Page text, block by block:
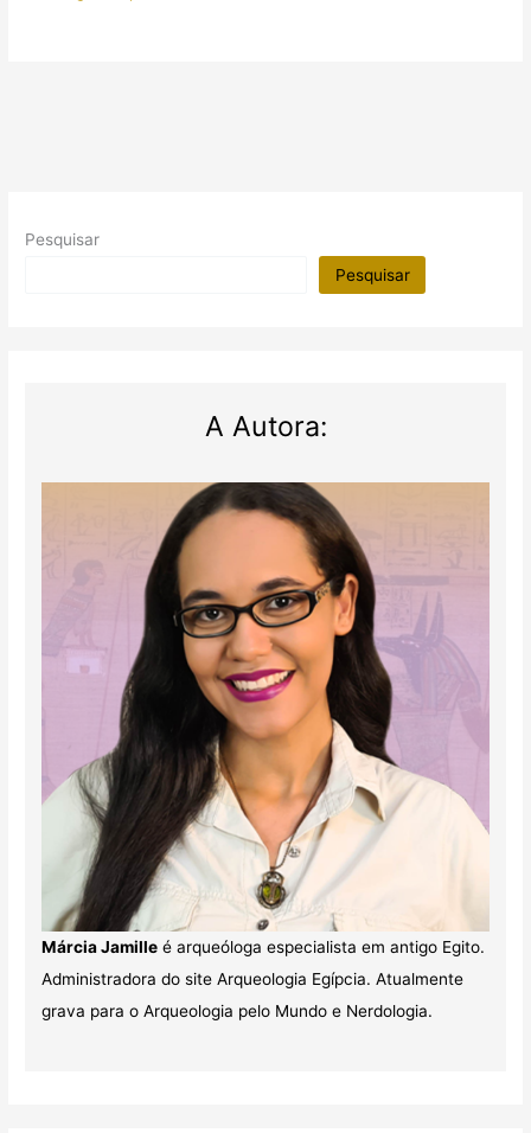
Pesquisar
Pesquisar
A Autora:
Márcia Jamilleé arqueóloga especialista em antigo Egito.
Administradora do site Arqueologia Egípcia. Atualmente
grava para o Arqueologia pelo Mundo e Nerdologia.